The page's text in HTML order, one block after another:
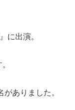
に出演。
ありました。